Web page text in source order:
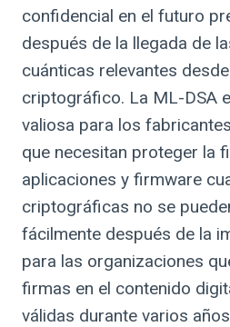
confidencial en el futuro
después de la llegada de
cuánticas relevantes
criptográfico. La ML-DSA
valiosa para los
que necesitan proteger la
aplicaciones y firmware
criptográficas no se
fácilmente después de la
para las organizaciones
firmas en el contenido
válidas durante varios